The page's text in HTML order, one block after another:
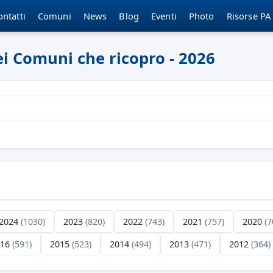
Comuni News Blog Eventi Photo Risorse PA
Comuni che ricopro - 2026
(1030) 2023 (820) 2022 (743) 2021 (757) 2020
(591) 2015 (523) 2014 (494) 2013 (471) 2012 (364)